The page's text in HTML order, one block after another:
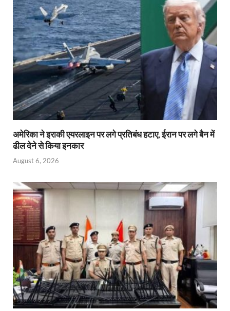
अमेरिका ने इराकी एयरलाइन पर लगे प्रतिबंध हटाए, ईरान पर लगे बैन में
ढील देने से किया इनकार
August 6, 2026